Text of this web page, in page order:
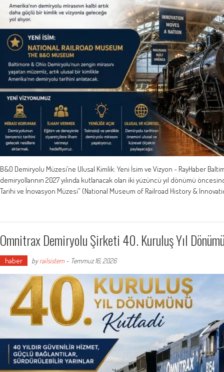
B&O Demiryolu Müzesi’ne Ulusal Kimlik: Yeni İsim ve Vizyon - RayHaber
demiryollarının 2027 yılında kutlanacak olan iki yüzüncü yıl dönümü
Tarihi ve İnovasyon Müzesi” (National Museum of Railroad History &
Omnitrax Demiryolu Şirketi 40. Kuruluş Yıl
haber byrailsistem - Temmuz 16, 2026